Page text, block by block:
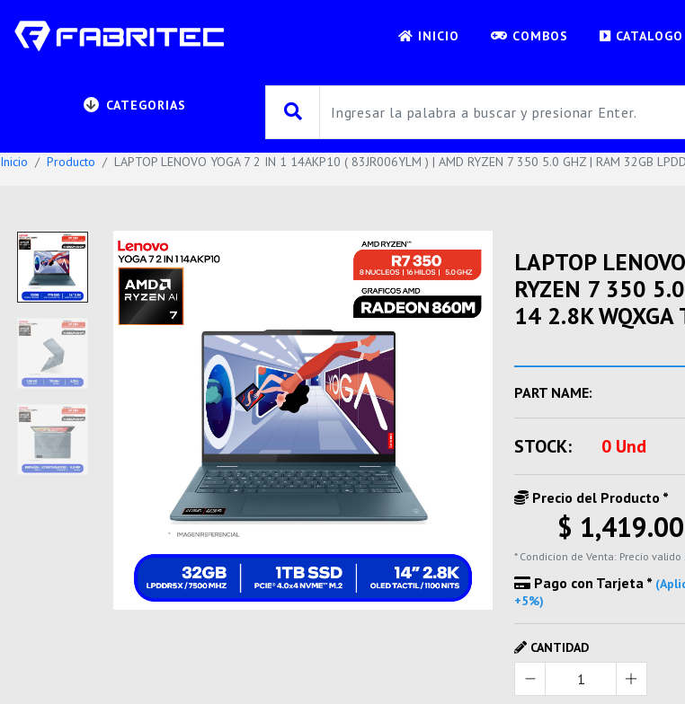
INICIO COMBOS CATALOGO
CATEGORIAS
Inicio Producto LAPTOP LENOVO YOGA 7 2 IN 1 14AKP10 ( 83JR006YLM ) | AMD RYZEN 7 350 5.0 GHZ | RAM 32GB
LAPTOP
RYZEN 7 350
14 2.8K WQXGA
PART NAME:
STOCK: 0 Und
Precio del Producto *
$ 1,419.00
* Condicion de Venta: Precio
Pago con Tarjeta *
+5%)
CANTIDAD